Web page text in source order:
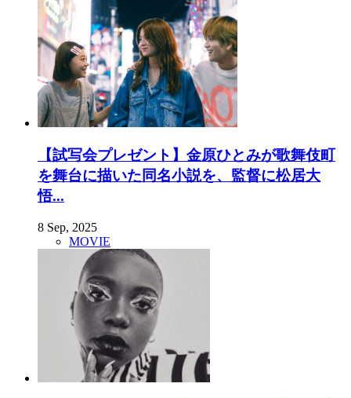
【試写会プレゼント】金原ひとみが歌舞伎町
を舞台に描いた同名小説を、監督に松居大
悟...
8 Sep, 2025
MOVIE